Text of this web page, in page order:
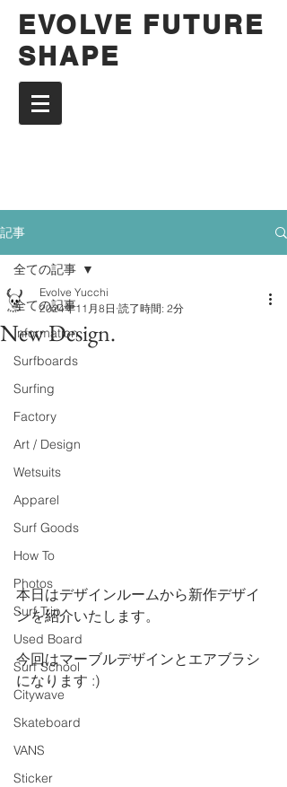
EVOLVE FUTURE
SHAPE
記事
全ての記事
Information
Surfboards
Surfing
Factory
Art / Design
Wetsuits
Apparel
Surf Goods
How To
Photos
Surf Trip
Used Board
Surf School
Citywave
Skateboard
VANS
Sticker
全ての記事
New Design.
Evolve Yucchi
2024年11月8日 読了時間: 2分
本日はデザインルームから新作デザイ
ンを紹介いたします。
今回はマーブルデザインとエアブラシ
になります :)